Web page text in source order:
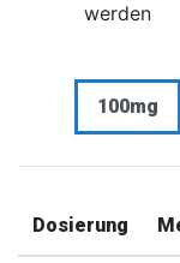
werden
100mg
Dosierung